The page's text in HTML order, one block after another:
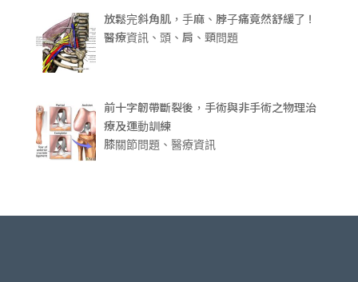
放鬆完斜角肌，手麻、脖子痛竟然舒緩了 !
醫療資訊、頭、肩、頸問題
前十字韌帶斷裂後，手術與非手術之物理治
療及運動訓練
膝關節問題、醫療資訊